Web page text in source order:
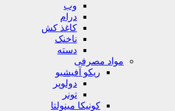
وب
درام
کاغذ کش
ناخنک
دسته
مواد مصرفی
ریکو آفیشیو
دولوپر
تونر
کونیکا مینولتا